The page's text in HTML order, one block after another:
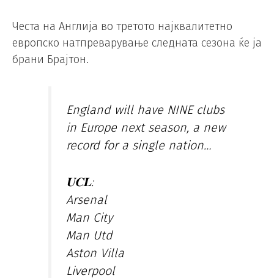
Честа на Англија во третото најквалитетно
европско натпреварување следната сезона ќе ја
брани Брајтон.
England will have NINE clubs
in Europe next season, a new
record for a single nation…
𝐔𝐂𝐋:
Arsenal
Man City
Man Utd
Aston Villa
Liverpool